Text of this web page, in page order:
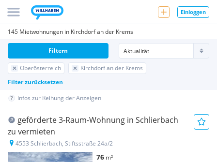
Einloggen
145 Mietwohnungen in Kirchdorf an der Krems
Oberösterreich
Kirchdorf an der Krems
Filter zurücksetzen
Filtern
Infos zur Reihung der Anzeigen
geförderte 3-Raum-Wohnung in Schlierbach
zu vermieten
4553 Schlierbach, Stiftsstraße 24a/2
76 m²